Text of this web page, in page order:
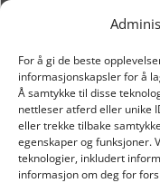
For å gi de beste
informasjonskapsler for å
Å samtykke til disse
nettleser atferd eller unike
eller trekke tilbake
egenskaper og funksjoner.
teknologier, inkludert
informasjon om deg for